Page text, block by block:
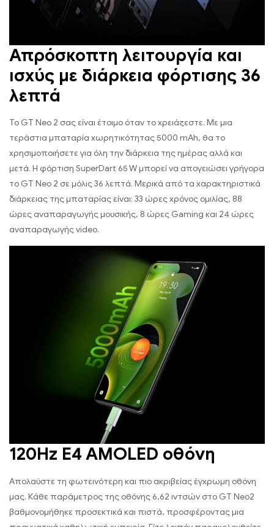
Απρόσκοπτη λειτουργία και
ισχύς με διάρκεια φόρτισης 36
λεπτά
Το GT Neo 2 σας είναι έτοιμο όταν το χρειάζεστε. Με μια
τεράστια μπαταρία χωρητικότητας 5000 mAh, θα το
χρησιμοποιήσετε για όλη την διάρκεια της ημέρας αλλά και
μετά. Η φόρτιση SuperDart 65 W μπορεί να απογειώσει γρήγορα
το GT Neo 2 σε μόλις 36 λεπτά. Μερικά από τα χαρακτηριστικά
διάρκειας της μπαταρίας είναι: 33 ώρες χρόνος ομιλίας, 88
ώρες αναπαραγωγής μουσικής, 8 ώρες Gaming και 24 ώρες
αναπαραγωγής video.
120Hz E4 AMOLED οθόνη
Απολαύστε τη φωτεινότερη και πιο ακριβείας έγχρωμη οθόνη
μας. Κάθε παράμετρος της οθόνης 6,62 ιντσών στο GT Neo2
βαθμονομήθηκε προσεκτικά και πιστά, προσφέροντας μια